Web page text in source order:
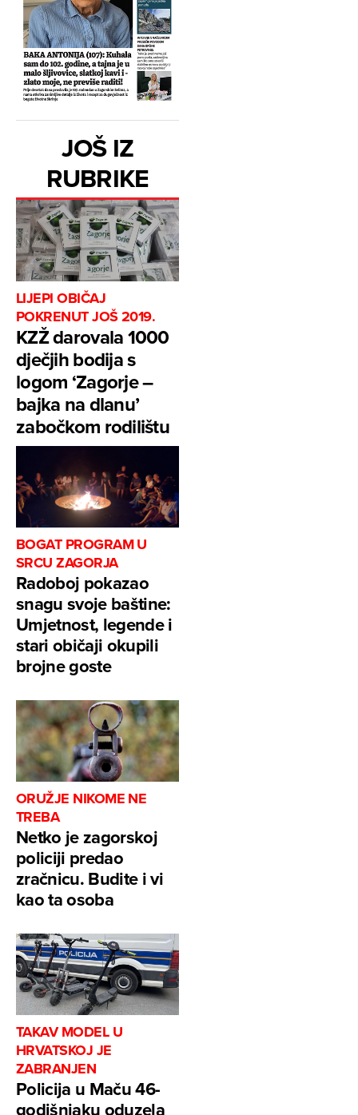
JOŠ IZ
RUBRIKE
LIJEPI OBIČAJ
POKRENUT JOŠ 2019.
KZŽ darovala 1000
dječjih bodija s
logom ‘Zagorje –
bajka na dlanu’
zabočkom rodilištu
BOGAT PROGRAM U
SRCU ZAGORJA
Radoboj pokazao
snagu svoje baštine:
Umjetnost, legende i
stari običaji okupili
brojne goste
ORUŽJE NIKOME NE
TREBA
Netko je zagorskoj
policiji predao
zračnicu. Budite i vi
kao ta osoba
TAKAV MODEL U
HRVATSKOJ JE
ZABRANJEN
Policija u Maču 46-
godišnjaku oduzela